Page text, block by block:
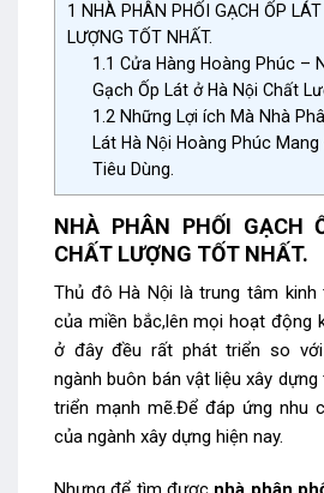
1 NHÀ PHÂN PHỐI GẠCH ỐP
LƯỢNG TỐT NHẤT.
1.1 Cửa Hàng Hoàng Phúc –
Gạch Ốp Lát ở Hà Nội Chất
1.2 Những Lợi ích Mà Nhà
Lát Hà Nội Hoàng Phúc
Tiêu Dùng.
NHÀ PHÂN PHỐI GẠCH
CHẤT LƯỢNG TỐT NHẤT.
Thủ đô Hà Nội là trung tâm
của miền bắc,lên mọi hoạt động
ở đây đều rất phát triển so với
ngành buôn bán vật liệu xây
triển mạnh mẽ.Để đáp ứng nhu
của ngành xây dựng hiện nay.